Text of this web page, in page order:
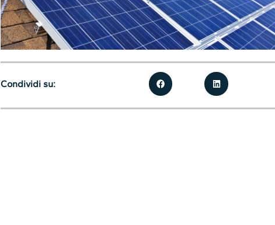
Condividi su: